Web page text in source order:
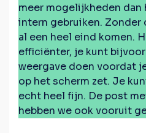
meer mogelijkheden dan
intern gebruiken. Zonder
al een heel eind komen.
efficiënter, je kunt
weergave doen voordat
op het scherm zet. Je
echt heel fijn. De post
hebben we ook vooruit